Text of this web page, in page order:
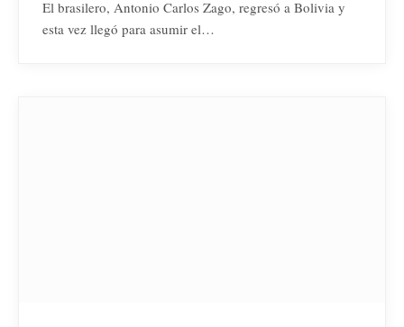
El brasilero, Antonio Carlos Zago, regresó a Bolivia y
esta vez llegó para asumir el…